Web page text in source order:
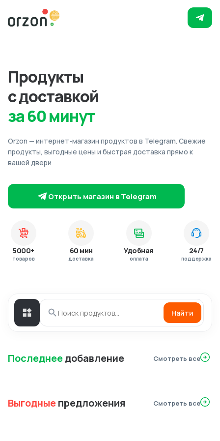
Продукты
с доставкой
за 60 минут
Orzon — интернет-магазин продуктов в Telegram. Свежие
продукты, выгодные цены и быстрая доставка прямо к
вашей двери
Открыть магазин в Telegram
5000+
товаров
60 мин
доставка
Удобная
оплата
24/7
поддержка
Найти
Последнеедобавление Смотреть все
Выгодныепредложения Смотреть все